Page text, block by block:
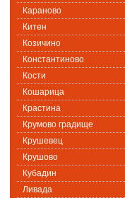
Караново
Китен
Козичино
Константиново
Кости
Кошарица
Крастина
Крумово градище
Крушевец
Крушово
Кубадин
Ливада